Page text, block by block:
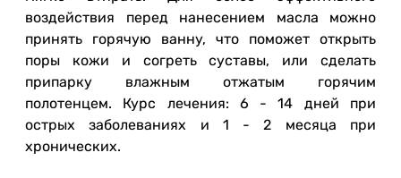
воздействия перед нанесением масла можно
принять горячую ванну, что поможет открыть
поры кожи и согреть суставы, или сделать
припарку влажным отжатым горячим
полотенцем. Курс лечения: 6 - 14 дней при
острых заболеваниях и 1 - 2 месяца при
хронических.